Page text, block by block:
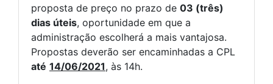
proposta de preço no prazo de 03 (três)
dias úteis, oportunidade em que a
administração escolherá a mais vantajosa.
Propostas deverão ser encaminhadas a CPL
até 14/06/2021, às 14h.